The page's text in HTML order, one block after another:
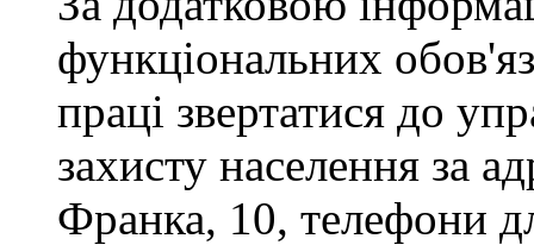
функціональних
праці звертатися до
захисту населення за
Франка, 10, телефони